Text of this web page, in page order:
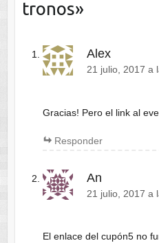
tronos»
Alex
21 julio, 2017 a
Gracias! Pero el link al
Responder
An
21 julio, 2017 a
El enlace del cupón5 no